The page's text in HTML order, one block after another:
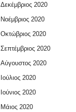
Δεκέμβριος 2020
Νοέμβριος 2020
Οκτώβριος 2020
Σεπτέμβριος 2020
Αύγουστος 2020
Ιούλιος 2020
Ιούνιος 2020
Μάιος 2020